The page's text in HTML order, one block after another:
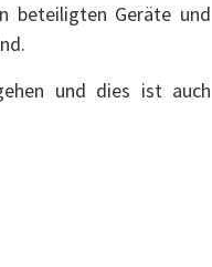
beteiligten Geräte und
und dies ist auch